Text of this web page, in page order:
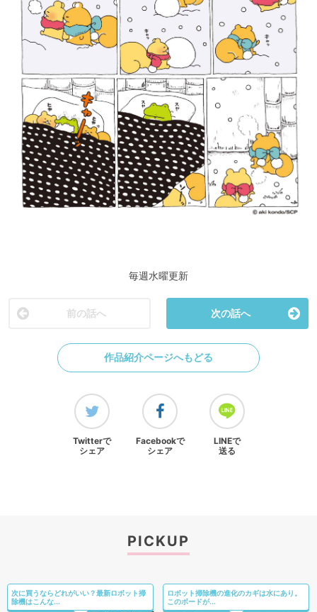
毎週水曜更新
前の話へ 次の話へ
作品紹介ページへもどる
Twitterで
シェア
Facebookで
シェア
LINEで
送る
PICKUP
次に買うならどれがいい？最新ロボット掃
除機はこんな...
ロボット掃除機の進化のカギは水にあり。
このボードが...